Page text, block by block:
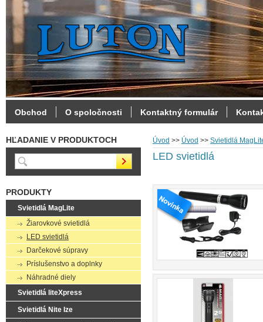
Úvod >> Úvod >> Svietidlá
LED svietidlá
HĽADANIE V PRODUKTOCH
PRODUKTY
Svietidlá MagLite
Žiarovkové svietidlá
LED svietidlá
Darčekové súpravy
Príslušenstvo a doplnky
Náhradné diely
Svietidlá liteXpress
Svietidlá Nite Ize
Obchod O spoločnosti Kontaktný formulár